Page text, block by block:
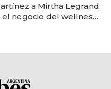
a Mirtha Legrand:
negocio del wellness